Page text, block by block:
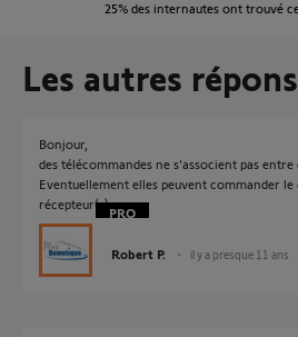
25% des internautes ont trouvé
Les autres
Bonjour,
des télécommandes ne s'associent pas entre
Eventuellement elles peuvent commander le
récepteur(s).
Robert P. il y a presque 11 ans